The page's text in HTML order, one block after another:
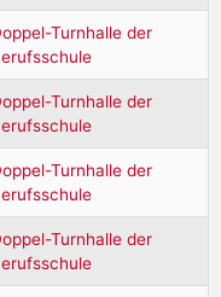
Turnhalle der
Turnhalle der
Turnhalle der
Turnhalle der